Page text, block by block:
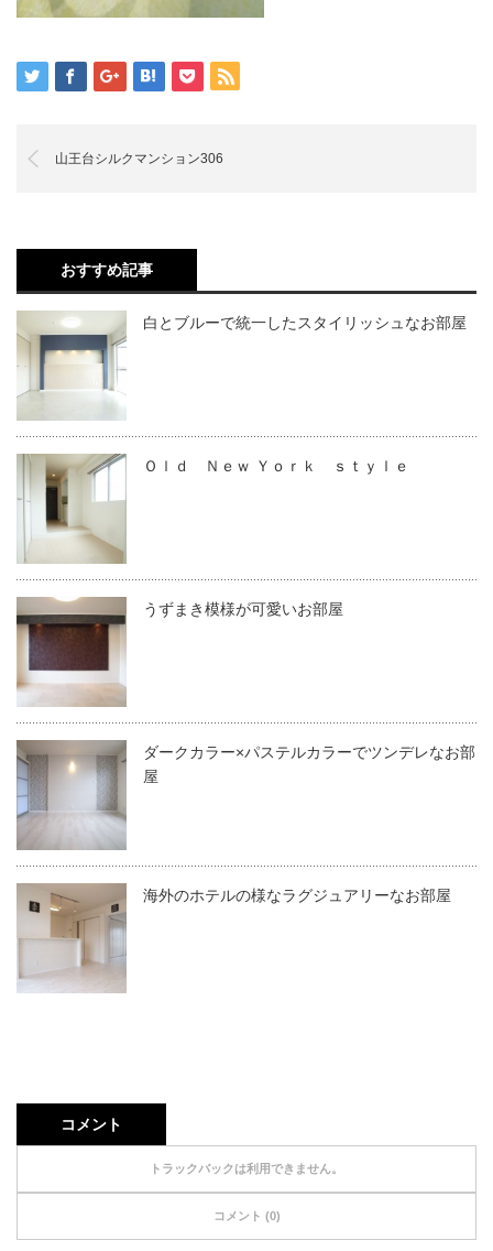
山王台シルクマンション306
おすすめ記事
白とブルーで統一したスタイリッシュなお部屋
Ｏｌｄ Ｎｅｗ Ｙｏｒｋ ｓｔｙｌｅ
うずまき模様が可愛いお部屋
ダークカラー×パステルカラーでツンデレなお部
屋
海外のホテルの様なラグジュアリーなお部屋
コメント
トラックバックは利用できません。
コメント (0)